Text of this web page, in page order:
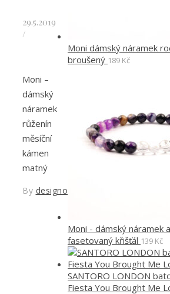
29.5.2019
/
Moni –
dámský
náramek
růženín
měsíční
kámen
matný
By designoved
Moni dámský náramek
broušený 189 Kč
Moni - dámský náramek
fasetovaný křišťál 139 Kč
SANTORO LONDON
Fiesta You Brought Me